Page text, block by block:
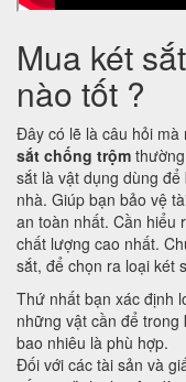
Mua két
nào tốt ?
Đây có lẽ là câu hỏi
sắt chống trộm
sắt là vật dụng dùng
nhà. Giúp bạn bảo vệ
an toàn nhất. Cần hiểu
chất lượng cao nhất.
sắt, để chọn ra loại két
Thứ nhất bạn xác định
những vật cần để
bao nhiêu là phù hợp.
Đối với các tài sản và